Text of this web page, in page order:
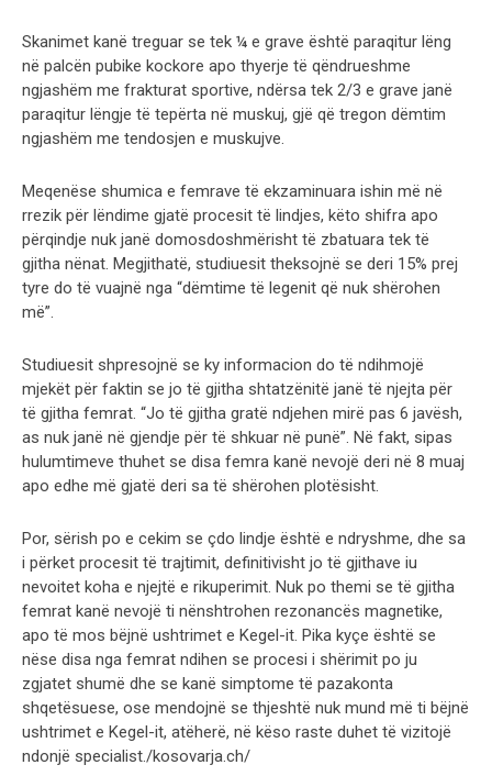
Skanimet kanë treguar se tek ¼ e grave është paraqitur lëng
në palcën pubike kockore apo thyerje të qëndrueshme
ngjashëm me frakturat sportive, ndërsa tek 2/3 e grave janë
paraqitur lëngje të tepërta në muskuj, gjë që tregon dëmtim
ngjashëm me tendosjen e muskujve.
Meqenëse shumica e femrave të ekzaminuara ishin më në
rrezik për lëndime gjatë procesit të lindjes, këto shifra apo
përqindje nuk janë domosdoshmërisht të zbatuara tek të
gjitha nënat. Megjithatë, studiuesit theksojnë se deri 15% prej
tyre do të vuajnë nga “dëmtime të legenit që nuk shërohen
më”.
Studiuesit shpresojnë se ky informacion do të ndihmojë
mjekët për faktin se jo të gjitha shtatzënitë janë të njejta për
të gjitha femrat. “Jo të gjitha gratë ndjehen mirë pas 6 javësh,
as nuk janë në gjendje për të shkuar në punë”. Në fakt, sipas
hulumtimeve thuhet se disa femra kanë nevojë deri në 8 muaj
apo edhe më gjatë deri sa të shërohen plotësisht.
Por, sërish po e cekim se çdo lindje është e ndryshme, dhe sa
i përket procesit të trajtimit, definitivisht jo të gjithave iu
nevoitet koha e njejtë e rikuperimit. Nuk po themi se të gjitha
femrat kanë nevojë ti nënshtrohen rezonancës magnetike,
apo të mos bëjnë ushtrimet e Kegel-it. Pika kyçe është se
nëse disa nga femrat ndihen se procesi i shërimit po ju
zgjatet shumë dhe se kanë simptome të pazakonta
shqetësuese, ose mendojnë se thjeshtë nuk mund më ti bëjnë
ushtrimet e Kegel-it, atëherë, në këso raste duhet të vizitojë
ndonjë specialist./kosovarja.ch/